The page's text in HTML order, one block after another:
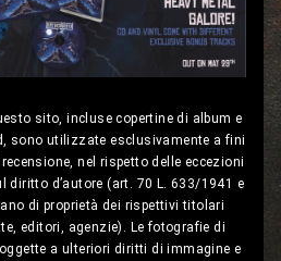
sito, incluse copertine di album e
sono utilizzate esclusivamente a fini
nel rispetto delle eccezioni
diritto d’autore (art. 70 L. 633/1941 e
di proprietà dei rispettivi titolari
editori, agenzie). Le fotografie di
a ulteriori diritti di immagine e